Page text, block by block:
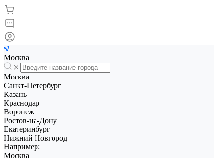
Москва
Москва
Санкт-Петербург
Казань
Краснодар
Воронеж
Ростов-на-Дону
Екатеринбург
Нижний Новгород
Например:
Москва